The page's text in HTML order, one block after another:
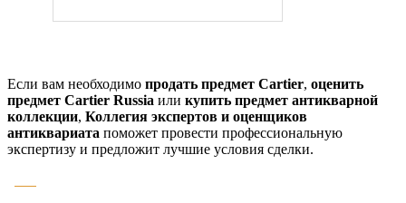
Если вам необходимо продать предмет Cartier, оценить
предмет Cartier Russia или купить предмет антикварной
коллекции, Коллегия экспертов и оценщиков
антиквариата поможет провести профессиональную
экспертизу и предложит лучшие условия сделки.